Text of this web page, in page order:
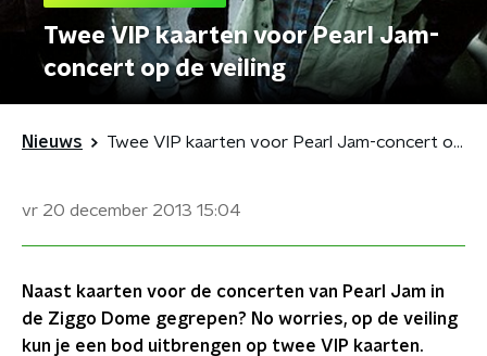
Twee VIP kaarten voor Pearl Jam-
concert op de veiling
Nieuws Twee VIP kaarten voor Pearl Jam-concert op de veiling
vr 20 december 2013 15:04
Naast kaarten voor de concerten van Pearl Jam in
de Ziggo Dome gegrepen? No worries, op de veiling
kun je een bod uitbrengen op twee VIP kaarten.